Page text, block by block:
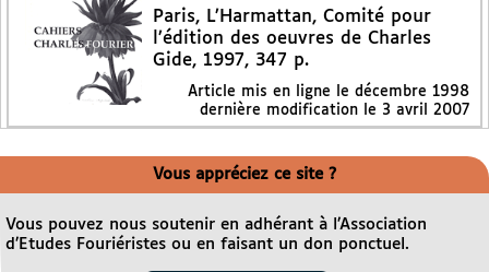
Paris, L’Harmattan, Comité pour
l’édition des oeuvres de Charles
Gide, 1997, 347 p.
Article mis en ligne le décembre 1998
dernière modification le 3 avril 2007
Vous appréciez ce site ?
Vous pouvez nous soutenir en adhérant à l’Association
d’Etudes Fouriéristes ou en faisant un don ponctuel.